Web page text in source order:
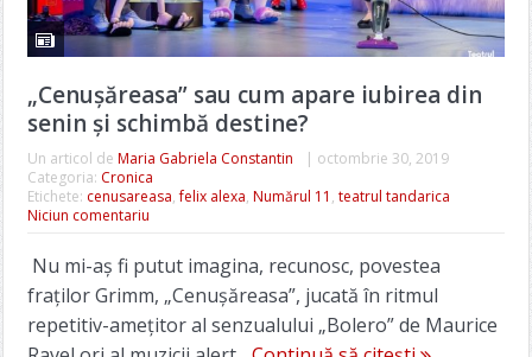
„Cenușăreasa” sau cum apare iubirea din
senin și schimbă destine?
Un articol de Maria Gabriela Constantin | octombrie 30, 2019
Categoria: Cronica
Etichete: cenusareasa,felix alexa, Numărul 11 , teatrul tandarica
Niciun comentariu
Nu mi-aș fi putut imagina, recunosc, povestea
fraților Grimm, „Cenușăreasa”, jucată în ritmul
repetitiv-amețitor al senzualului „Bolero” de Maurice